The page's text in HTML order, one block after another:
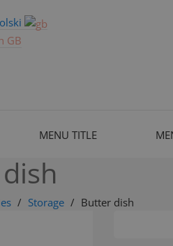
GB
MENU TITLE
Storage Butter dish